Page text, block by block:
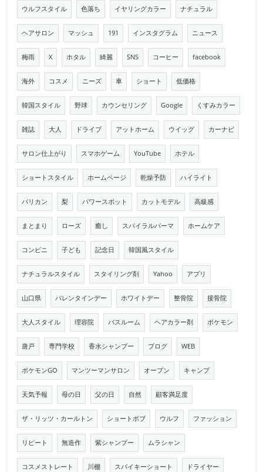
ウルフスタイル 色落ち イヤリングカラー ナチュラル
ヘアサロン マッシュ 191 インスタグラム ニュース
梅雨 X ホタル 綺麗 SNS コーヒー facebook
海外 コスメ ニーズ 車 ショート 低価格
韓国スタイル 野球 カウンセリング Google くすみカラー
雑誌 大人 ドライブ アットホーム ウイッグ カーナビ
サロン仕上がり スマホゲーム YouTube ホテル
ショートスタイル ホームページ 乾燥予防 ハイライト
バリカン 梨 パワースポット カットモデル 高級感
まとまり ローズ 癒し スパイラルパーマ ホームケア
コンビニ 子ども 記念日 韓国風スタイル
ナチュラルスタイル スタイリング剤 Yahoo アプリ
山口県 バレンタインデー ホワイトデー 整骨院 接骨院
大人スタイル 理容院 バスルーム ヘアカラー剤 ポケモン
唐戸 専門学校 香水シャンプー ブログ WEB
ポケモンGO マンツーマンサロン オープン キャンプ
天気予報 母の日 父の日 自然 顧客満足度
ザ・リッツ・カールトン ショートボブ ウルフ ファッション
リピート 無造作 紫シャンプー ムラシャン
コスメストレート 川棚 スパイキーショート ドライヤー